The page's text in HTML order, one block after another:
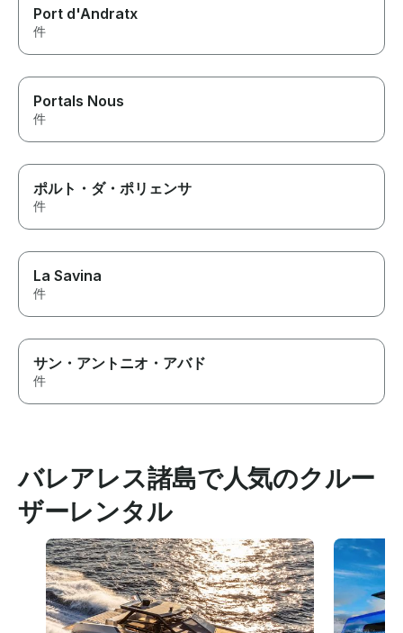
Port d'Andratx
件
Portals Nous
件
ポルト・ダ・ポリェンサ
件
La Savina
件
サン・アントニオ・アバド
件
バレアレス諸島で人気のクルー
ザーレンタル